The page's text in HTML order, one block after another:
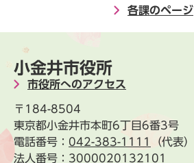
各課のページ
小金井市役所
市役所へのアクセス
〒184-8504
東京都小金井市本町6丁目6番3号
電話番号： 042-383-1111
（代表）
法人番号：3000020132101